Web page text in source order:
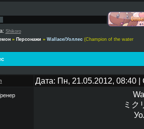
Shikoro
» Персонажи » Wallace/Уоллес (Champion of the water
Дата: Пн, 21.05.2012, 08:40
ミク